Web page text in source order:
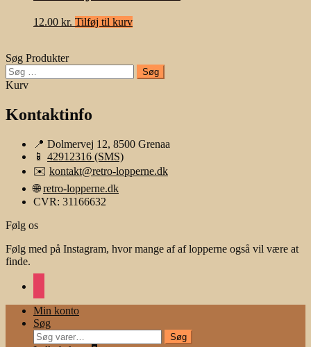
12.00 kr. Tilføj til kurv
Søg Produkter
Søg
efter:
Kurv
Kontaktinfo
📍 Dolmervej 12, 8500 Grenaa
📱 42912316 (SMS)
✉️ kontakt@retro-lopperne.dk
🌐retro-lopperne.dk
CVR: 31166632
Følg os
Følg med på Instagram, hvor mange af af lopperne også vil være at
finde.
Min konto
Søg
Søg
Søg